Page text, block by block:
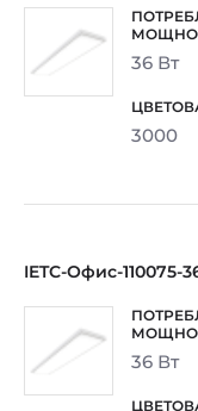
36 Вт
3000
IETC-Офис-110075-
36 Вт